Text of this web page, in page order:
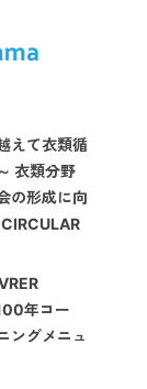
えて衣類循
衣類分野
の形成に向
年コー
ングメニュ